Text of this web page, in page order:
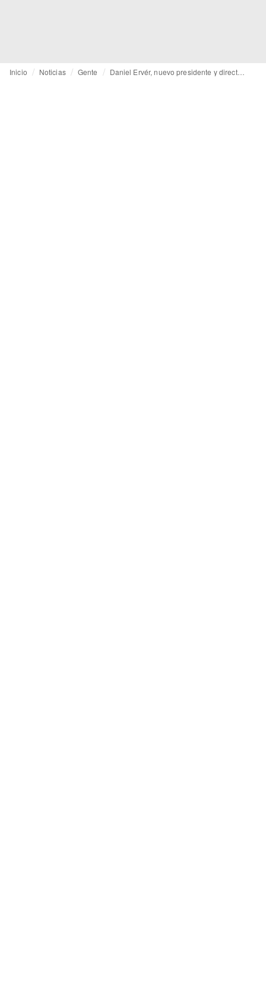
Inicio Noticias Gente Daniel Ervér, nuevo presidente y director ejecutivo del Grupo H&M